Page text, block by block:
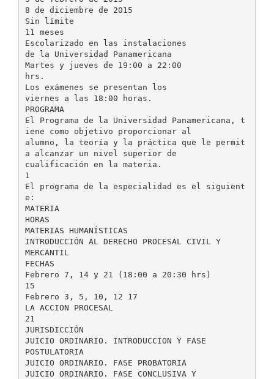
8 de diciembre de 2015
Sin límite
11 meses
Escolarizado en las instalaciones
de la Universidad Panamericana
Martes y jueves de 19:00 a 22:00
hrs.
Los exámenes se presentan los
viernes a las 18:00 horas.
PROGRAMA
El Programa de la Universidad Panamericana, t
iene como objetivo proporcionar al
alumno, la teoría y la práctica que le permit
a alcanzar un nivel superior de
cualificación en la materia.
1
El programa de la especialidad es el siguient
e:
MATERIA
HORAS
MATERIAS HUMANÍSTICAS
INTRODUCCIÓN AL DERECHO PROCESAL CIVIL Y
MERCANTIL
FECHAS
Febrero 7, 14 y 21 (18:00 a 20:30 hrs)
15
Febrero 3, 5, 10, 12 17
LA ACCION PROCESAL
21
JURISDICCIÓN
JUICIO ORDINARIO. INTRODUCCION Y FASE
POSTULATORIA
JUICIO ORDINARIO. FASE PROBATORIA
JUICIO ORDINARIO. FASE CONCLUSIVA Y